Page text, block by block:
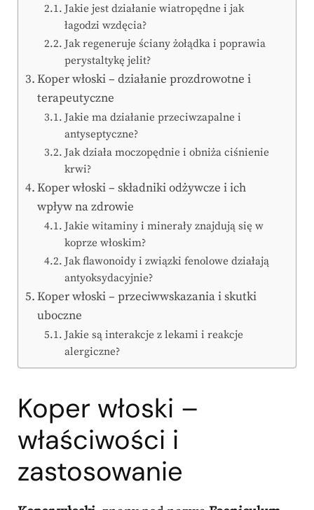
Jakie jest działanie wiatropędne i jak
łagodzi wzdęcia?
Jak regeneruje ściany żołądka i poprawia
perystaltykę jelit?
Koper włoski – działanie prozdrowotne i
terapeutyczne
Jakie ma działanie przeciwzapalne i
antyseptyczne?
Jak działa moczopędnie i obniża ciśnienie
krwi?
Koper włoski – składniki odżywcze i ich
wpływ na zdrowie
Jakie witaminy i minerały znajdują się w
koprze włoskim?
Jak flawonoidy i związki fenolowe działają
antyoksydacyjnie?
Koper włoski – przeciwwskazania i skutki
uboczne
Jakie są interakcje z lekami i reakcje
alergiczne?
Koper włoski –
właściwości i
zastosowanie